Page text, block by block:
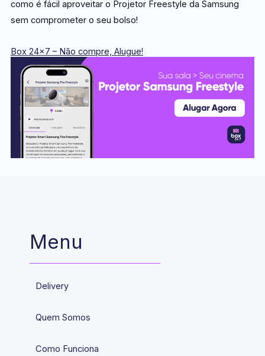
como é fácil aproveitar o Projetor Freestyle da Samsung
sem comprometer o seu bolso!
Box 24×7 – Não compre, Alugue!
Menu
Delivery
Quem Somos
Como Funciona